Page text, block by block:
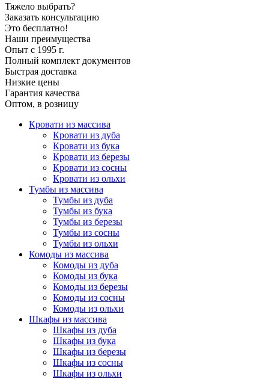
Тяжело выбрать?
Заказать консультацию
Это бесплатно!
Наши преимущества
Опыт с 1995 г.
Полный комплект документов
Быстрая доставка
Низкие цены
Гарантия качества
Оптом, в розницу
Кровати из массива
Кровати из дуба
Кровати из бука
Кровати из березы
Кровати из сосны
Кровати из ольхи
Тумбы из массива
Тумбы из дуба
Тумбы из бука
Тумбы из березы
Тумбы из сосны
Тумбы из ольхи
Комоды из массива
Комоды из дуба
Комоды из бука
Комоды из березы
Комоды из сосны
Комоды из ольхи
Шкафы из массива
Шкафы из дуба
Шкафы из бука
Шкафы из березы
Шкафы из сосны
Шкафы из ольхи